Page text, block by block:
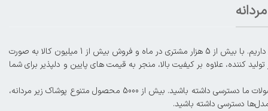
با افتخار از سال 1395، ما در عرصه فروش آنلاین محصولات لباس زیر زنانه و مردانه، از جمله شورت، سوتین، ست، بادی، لباس زیر ورزشی، گن و موارد دیگر حضور داریم. با بیش از 5 هزار مشتری در ماه و فروش بیش از 1 میلیون کالا به صورت
کننده، علاوه بر کیفیت بالا، منجر به قیمت های پایین و دلپذیر برای شما
کمترین فاصله با مشتریان عزیز و ارائه خدمات و فروش حرفه‌ای از اهداف ماست. شما میتوانید در صورت تمایل، به صورت اورژانسی و زیر ۴ ساعت کاری به محصولات ما دسترسی داشته باشید. بیش از 5000 محصول متنوع پوشاک زیر مردانه،
دسترسی داشته باشید.